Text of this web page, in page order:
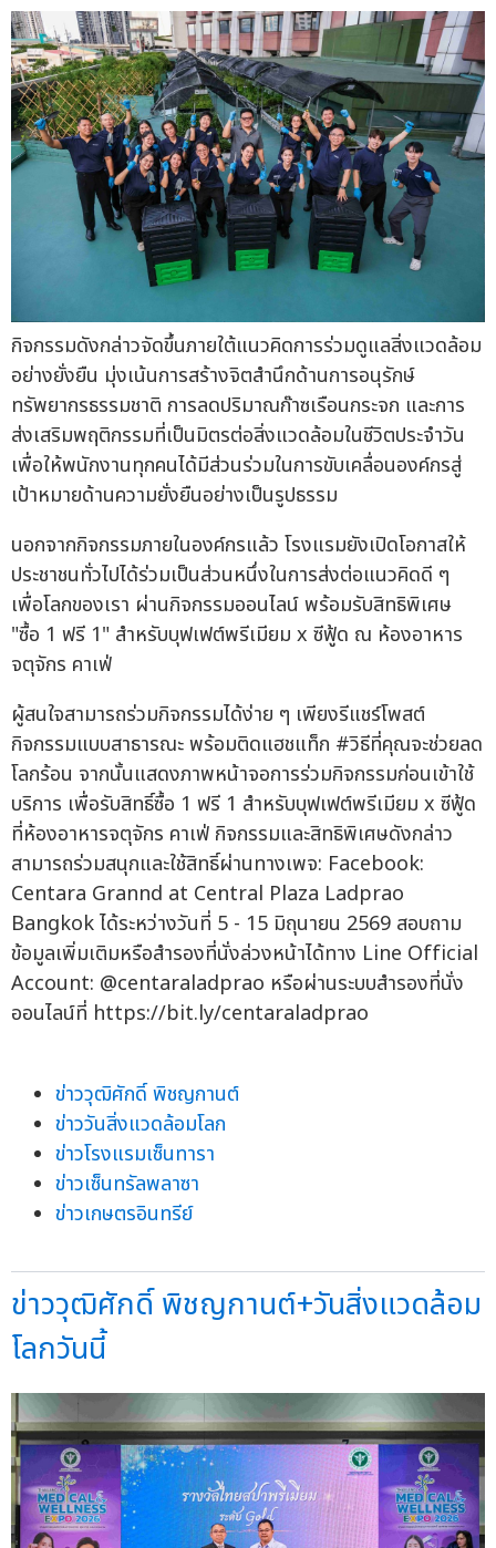
กิจกรรมดังกล่าวจัดขึ้นภายใต้แนวคิดการร่วมดูแลสิ่งแวดล้อม
อย่างยั่งยืน มุ่งเน้นการสร้างจิตสำนึกด้านการอนุรักษ์
ทรัพยากรธรรมชาติ การลดปริมาณก๊าซเรือนกระจก และการ
ส่งเสริมพฤติกรรมที่เป็นมิตรต่อสิ่งแวดล้อมในชีวิตประจำวัน
เพื่อให้พนักงานทุกคนได้มีส่วนร่วมในการขับเคลื่อนองค์กรสู่
เป้าหมายด้านความยั่งยืนอย่างเป็นรูปธรรม
นอกจากกิจกรรมภายในองค์กรแล้ว โรงแรมยังเปิดโอกาสให้
ประชาชนทั่วไปได้ร่วมเป็นส่วนหนึ่งในการส่งต่อแนวคิดดี ๆ
เพื่อโลกของเรา ผ่านกิจกรรมออนไลน์ พร้อมรับสิทธิพิเศษ
"ซื้อ 1 ฟรี 1" สำหรับบุฟเฟต์พรีเมียม x ซีฟู้ด ณ ห้องอาหาร
จตุจักร คาเฟ่
ผู้สนใจสามารถร่วมกิจกรรมได้ง่าย ๆ เพียงรีแชร์โพสต์
กิจกรรมแบบสาธารณะ พร้อมติดแฮชแท็ก #วิธีที่คุณจะช่วยลด
โลกร้อน จากนั้นแสดงภาพหน้าจอการร่วมกิจกรรมก่อนเข้าใช้
บริการ เพื่อรับสิทธิ์ซื้อ 1 ฟรี 1 สำหรับบุฟเฟต์พรีเมียม x ซีฟู้ด
ที่ห้องอาหารจตุจักร คาเฟ่ กิจกรรมและสิทธิพิเศษดังกล่าว
สามารถร่วมสนุกและใช้สิทธิ์ผ่านทางเพจ: Facebook:
Centara Grannd at Central Plaza Ladprao
Bangkok ได้ระหว่างวันที่ 5 - 15 มิถุนายน 2569 สอบถาม
ข้อมูลเพิ่มเติมหรือสำรองที่นั่งล่วงหน้าได้ทาง Line Official
Account: @centaraladprao หรือผ่านระบบสำรองที่นั่ง
ออนไลน์ที่ https://bit.ly/centaraladprao
ข่าววุฒิศักดิ์ พิชญกานต์
ข่าววันสิ่งแวดล้อมโลก
ข่าวโรงแรมเซ็นทารา
ข่าวเซ็นทรัลพลาซา
ข่าวเกษตรอินทรีย์
ข่าววุฒิศักดิ์ พิชญกานต์+วันสิ่งแวดล้อม
โลกวันนี้